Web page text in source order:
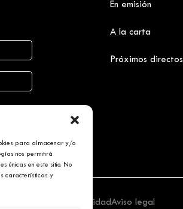
para almacenar y/o
nos permitirá
únicas en este sitio. No
características y
En emisión
A la carta
Próximos directos
Política de privacidadAviso legal